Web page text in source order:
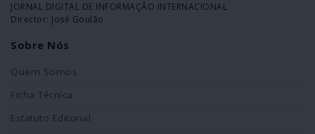
JORNAL DIGITAL DE INFORMAÇÃO INTERNACIONAL
Director: José Goulão
Sobre Nós
Quem Somos
Ficha Técnica
Estatuto Editorial